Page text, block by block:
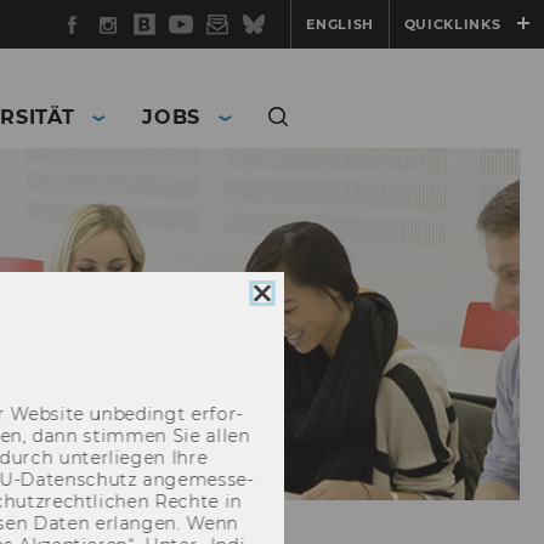
Facebook
Instagram
WU
Blog
YouTube
Newsletter
BlueskyENGLISH QUICKLINKS
JOBS
Cookie
Consent
schließen
Web­site un­be­dingt er­for­
dann stim­men Sie allen
un­ter­lie­gen Ihre
​Datenschutz an­ge­mes­se­
Rech­te in
Daten er­lan­gen. Wenn